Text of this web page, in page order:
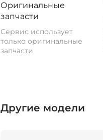
Оригинальные
запчасти
Сервис использует
только оригинальные
запчасти
Другие модели